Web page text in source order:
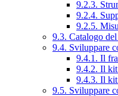
9.2.3.
9.2.4.
9.2.5.
9.3. Catalogo
9.4. Sviluppare
9.4.1. Il
9.4.2. Il
9.4.3. Il
9.5. Sviluppare